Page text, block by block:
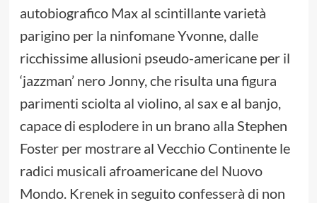
autobiografico Max al scintillante varietà
parigino per la ninfomane Yvonne, dalle
ricchissime allusioni pseudo-americane per il
‘jazzman’ nero Jonny, che risulta una figura
parimenti sciolta al violino, al sax e al banjo,
capace di esplodere in un brano alla Stephen
Foster per mostrare al Vecchio Continente le
radici musicali afroamericane del Nuovo
Mondo. Krenek in seguito confesserà di non